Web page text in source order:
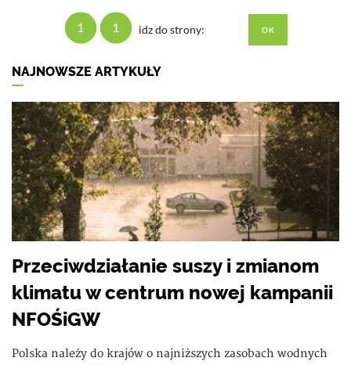
1 1 idz do strony:
NAJNOWSZE ARTYKUŁY
Przeciwdziałanie suszy i zmianom
klimatu w centrum nowej kampanii
NFOŚiGW
Polska należy do krajów o najniższych zasobach wodnych